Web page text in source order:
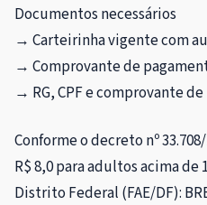
Documentos necessários
→ Carteirinha vigente com
→ Comprovante de
→ RG, CPF e comprovante
Conforme o decreto nº
R$ 8,0 para adultos acima de
Distrito Federal (FAE/DF):